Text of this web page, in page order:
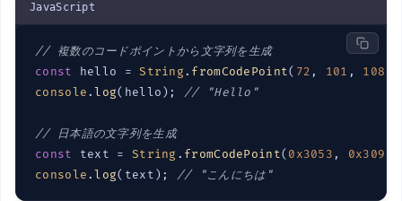
JavaScript
// 複数のコードポイントから文字列を生成
const hello = String. fromCodePoint( 72 , 101 , 108
console.log(hello); // "Hello"
// 日本語の文字列を生成
const text = String . fromCodePoint( 0x3053 , 0x3093
console.log(text); // "こんにちは"